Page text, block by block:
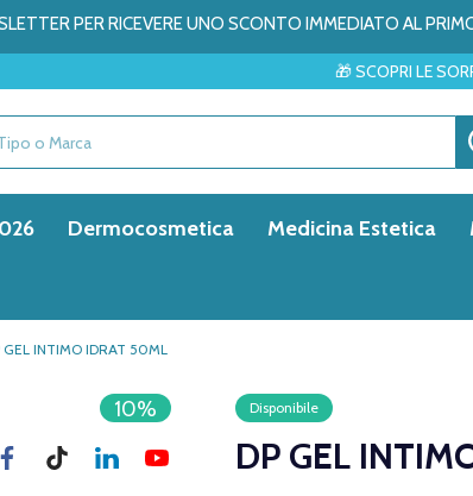
PER RICEVERE UNO SCONTO IMMEDIATO AL
🎁 SCOPRI LE SORPRESE DEL
Dermocosmetica Medicina Estetica
GEL INTIMO IDRAT 50ML
Disponibile
DP GEL
10%